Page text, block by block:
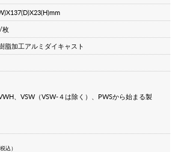
枚
脂加工アルミダイキャスト
、VSW（VSW-４は除く）、PWSから始まる製
税込）